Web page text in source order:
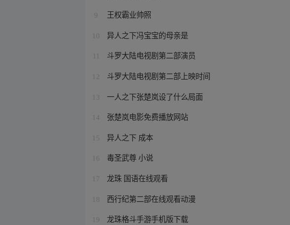
9 王权霸业帅照
10 异人之下冯宝宝的母亲是
斗罗大陆电视剧第二部演员
12 斗罗大陆电视剧第二部上映时间
13 一人之下张楚岚设了什么局面
14 张楚岚电影免费播放网站
15 异人之下 成本
16 毒圣武尊 小说
17 龙珠 国语在线观看
18 西行纪第二部在线观看动漫
19 龙珠格斗手游手机版下载